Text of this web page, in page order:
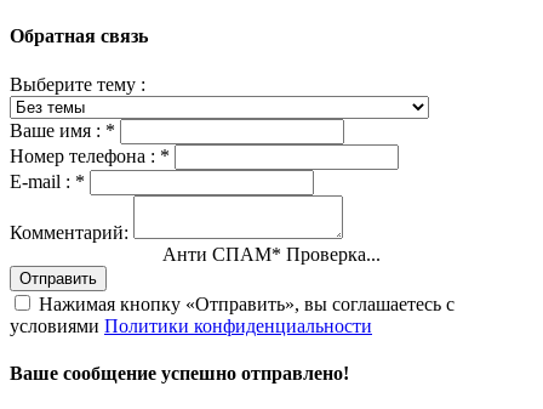
Обратная связь
Выберите тему :
Ваше имя : *
Номер телефона : *
E-mail : *
Комментарий:
Анти СПАМ* Проверка...
Отправить
Нажимая кнопку «Отправить», вы соглашаетесь с
условиями Политики конфиденциальности
Ваше сообщение успешно отправлено!